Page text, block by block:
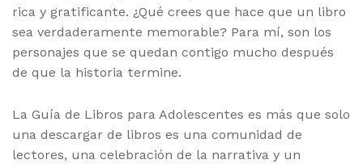
rica y gratificante. ¿Qué crees que hace que un libro
sea verdaderamente memorable? Para mí, son los
personajes que se quedan contigo mucho después
de que la historia termine.
La Guía de Libros para Adolescentes es más que solo
una descargar de libros es una comunidad de
lectores, una celebración de la narrativa y un